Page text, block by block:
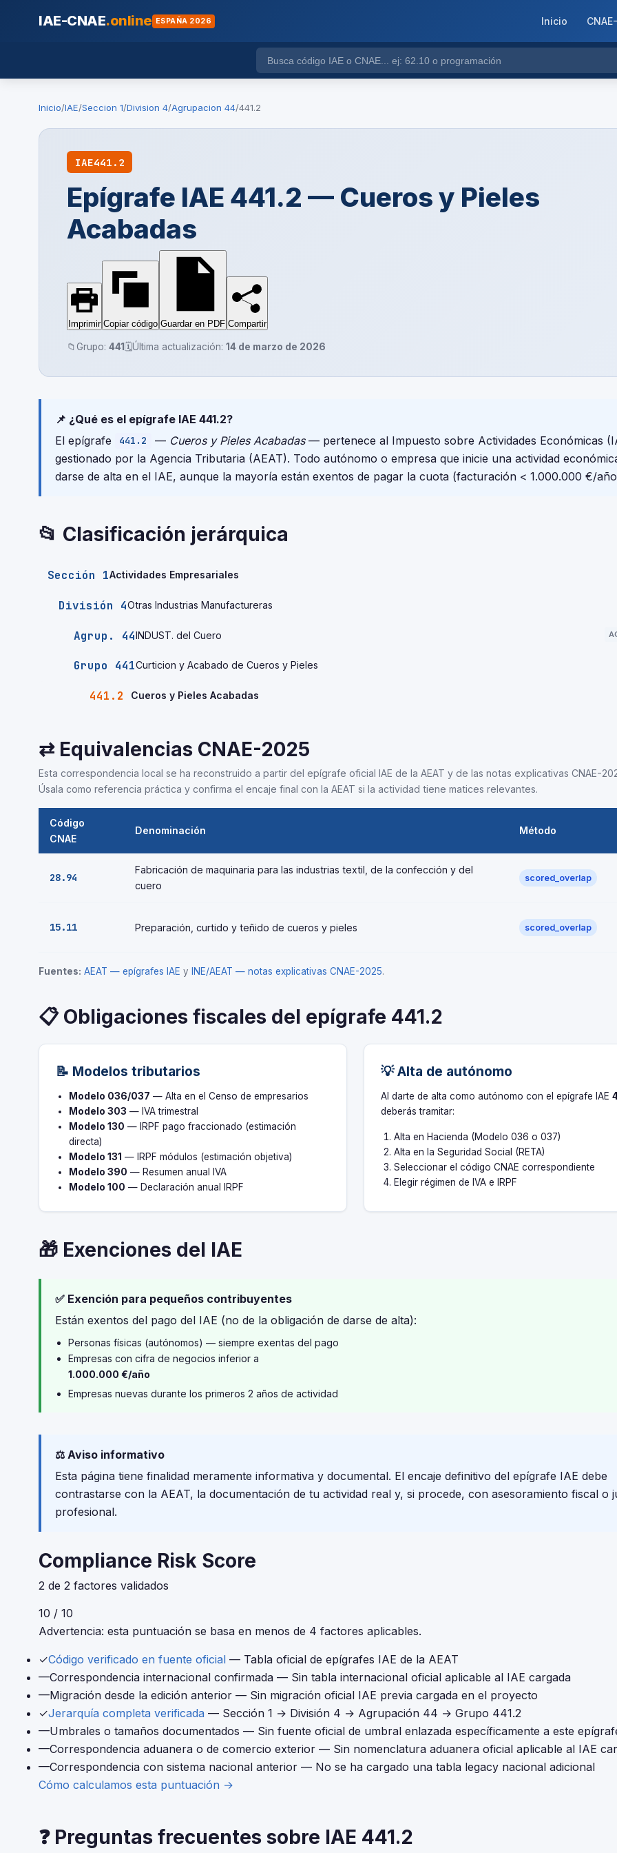
IAE-CNAE.online ESPAÑA 2026 Inicio
Inicio/IAE/Seccion 1/Division 4/Agrupacion 44/441.2
IAE441.2
Epígrafe IAE 441.2 — Cueros y Pieles
Acabadas
Imprimir Copiar código Guardar en PDF Compartir
📁 Grupo: 441 🗓️Última actualización: 14 de marzo de 2026
📌 ¿Qué es el epígrafe IAE 441.2?
El epígrafe
441.2 — Cueros y Pieles Acabadas— pertenece al Impuesto sobre Actividades Económicas
gestionado por la Agencia Tributaria (AEAT). Todo autónomo o empresa que inicie una actividad
darse de alta en el IAE, aunque la mayoría están exentos de pagar la cuota (facturación < 1.000.000 €/
📂 Clasificación jerárquica
Sección 1Actividades Empresariales
División 4Otras Industrias Manufactureras
Agrup. 44INDUST. del Cuero
Grupo 441Curticion y Acabado de Cueros y Pieles
441.2 Cueros y Pieles Acabadas
⇄ Equivalencias CNAE-2025
Esta correspondencia local se ha reconstruido a partir del epígrafe oficial IAE de la AEAT y de las notas explicativas CNAE-
Úsala como referencia práctica y confirma el encaje final con la AEAT si la actividad tiene matices relevantes.
Código
CNAE
Denominación Método
28.94
Fabricación de maquinaria para las industrias textil, de la confección y del
cuero
scored_overlap
15.11 Preparación, curtido y teñido de cueros y pieles scored_overlap
Fuentes: AEAT — epígrafes IAE y INE/AEAT — notas explicativas CNAE-2025.
📋 Obligaciones fiscales del epígrafe 441.2
📝 Modelos tributarios
Modelo 036/037 — Alta en el Censo de empresarios
Modelo 303 — IVA trimestral
Modelo 130 — IRPF pago fraccionado (estimación
directa)
Modelo 131 — IRPF módulos (estimación objetiva)
Modelo 390 — Resumen anual IVA
Modelo 100 — Declaración anual IRPF
💡 Alta de autónomo
Al darte de alta como autónomo con el epígrafe IAE
deberás tramitar:
Alta en Hacienda (Modelo 036 o 037)
Alta en la Seguridad Social (RETA)
Seleccionar el código CNAE correspondiente
Elegir régimen de IVA e IRPF
🎁 Exenciones del IAE
✅ Exención para pequeños contribuyentes
Están exentos del pago del IAE (no de la obligación de darse de alta):
Personas físicas (autónomos) — siempre exentas del pago
Empresas con cifra de negocios inferior a
1.000.000 €/año
Empresas nuevas durante los primeros 2 años de actividad
⚖️ Aviso informativo
Esta página tiene finalidad meramente informativa y documental. El encaje definitivo del epígrafe IAE debe
contrastarse con la AEAT, la documentación de tu actividad real y, si procede, con asesoramiento fiscal o
profesional.
Compliance Risk Score
2 de 2 factores validados
10 / 10
Advertencia: esta puntuación se basa en menos de 4 factores aplicables.
✓Código verificado en fuente oficial — Tabla oficial de epígrafes IAE de la AEAT
—Correspondencia internacional confirmada — Sin tabla internacional oficial aplicable al IAE cargada
—Migración desde la edición anterior — Sin migración oficial IAE previa cargada en el proyecto
✓Jerarquía completa verificada — Sección 1 → División 4 → Agrupación 44 → Grupo 441.2
—Umbrales o tamaños documentados — Sin fuente oficial de umbral enlazada específicamente a este
—Correspondencia aduanera o de comercio exterior — Sin nomenclatura aduanera oficial aplicable al IAE
—Correspondencia con sistema nacional anterior — No se ha cargado una tabla legacy nacional adicional
Cómo calculamos esta puntuación →
❓ Preguntas frecuentes sobre IAE 441.2